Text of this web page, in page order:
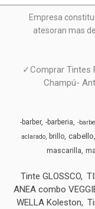
Empresa
atesoran mas
✓Comprar Tintes
Champú-
-barber -barberia -
aclarado brillo cabello
mascarilla
Tinte GLOSSCO
ANEA combo
WELLA Koleston